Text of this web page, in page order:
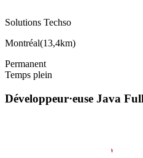
Solutions Techso
Montréal(13,4km)
Permanent
Temps plein
Développeur·euse Java